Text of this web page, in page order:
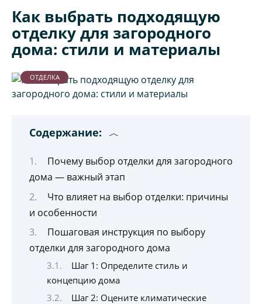
Как выбрать подходящую
отделку для загородного
дома: стили и материалы
ОТДЕЛКА
Содержание:
Почему выбор отделки для загородного
дома — важный этап
Что влияет на выбор отделки: причины
и особенности
Пошаговая инструкция по выбору
отделки для загородного дома
Шаг 1: Определите стиль и
концепцию дома
Шаг 2: Оцените климатические